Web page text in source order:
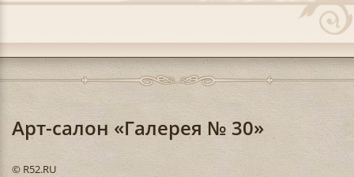
Арт-салон «Галерея № 30»
© R52.RU